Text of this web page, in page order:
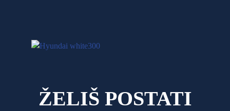
ŽELIŠ POSTATI